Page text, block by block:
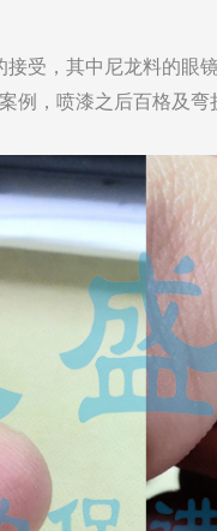
受，其中尼龙料的眼
例，喷漆之后百格及